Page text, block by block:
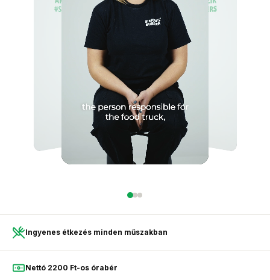
Ingyenes étkezés minden műszakban
Nettó 2200 Ft-os órabér